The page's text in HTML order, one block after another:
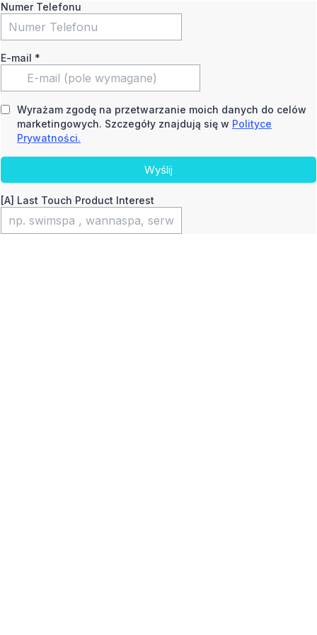
Numer Telefonu
E-mail *
Wyrażam zgodę na przetwarzanie moich danych do celów
marketingowych. Szczegóły znajdują się w Polityce
Prywatności.
Wyślij
[A] Last Touch Product Interest